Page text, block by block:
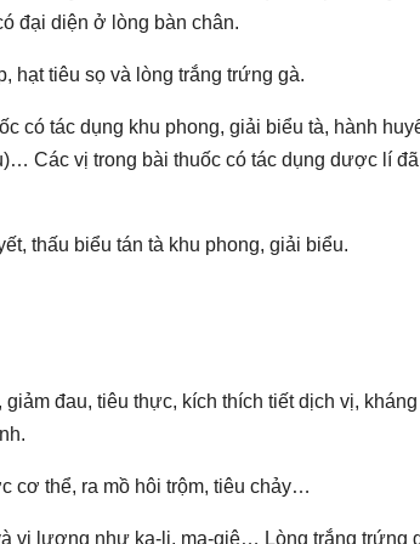
đại diện ở lòng bàn chân.
hạt tiêu sọ và lòng trắng trứng gà.
có tác dụng khu phong, giải biểu tà, hành
Các vị trong bài thuốc có tác dụng dược lí đã
thấu biểu tán tà khu phong, giải biểu.
đau, tiêu thực, kích thích tiết dịch vị, kháng
cơ thể, ra mồ hôi trộm, tiêu chảy…
vi lượng như ka-li, ma-giê… Lòng trắng trứng